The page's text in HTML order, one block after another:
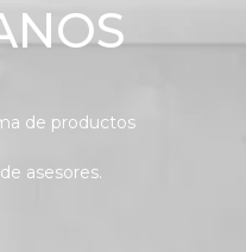
de productos
asesores.